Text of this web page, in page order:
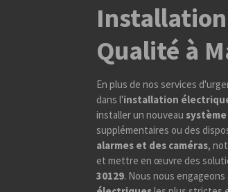
Qualité à
En plus de nos services
dans l'installation
installer un nouveau
supplémentaires ou des
alarmes et des caméras,
et mettre en œuvre des
30129. Nous nous